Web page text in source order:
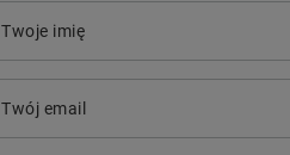
Twoje imię
Twój email